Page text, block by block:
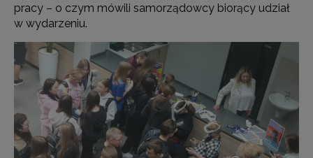
pracy – o czym mówili samorządowcy biorący udział
w wydarzeniu.